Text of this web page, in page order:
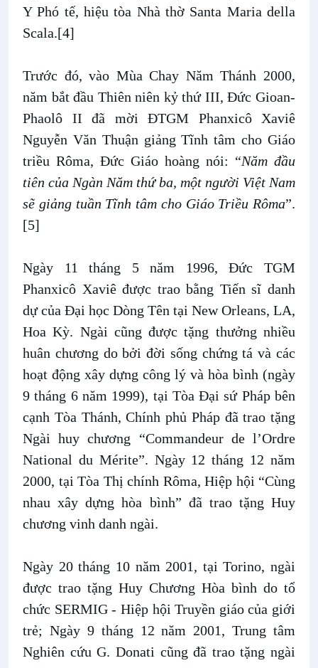
Y Phó tế, hiệu tòa Nhà thờ Santa Maria della
Scala.[4]
Trước đó, vào Mùa Chay Năm Thánh 2000,
năm bắt đầu Thiên niên kỷ thứ III, Ðức Gioan-
Phaolô II đã mời ĐTGM Phanxicô Xaviê
Nguyễn Văn Thuận giảng Tĩnh tâm cho Giáo
triều Rôma, Đức Giáo hoàng nói: “Năm đầu
tiên của Ngàn Năm thứ ba, một người Việt Nam
sẽ giảng tuần Tĩnh tâm cho Giáo Triều Rôma”.
[5]
Ngày 11 tháng 5 năm 1996, Đức TGM
Phanxicô Xaviê được trao bằng Tiến sĩ danh
dự của Ðại học Dòng Tên tại New Orleans, LA,
Hoa Kỳ. Ngài cũng được tặng thưởng nhiều
huân chương do bởi đời sống chứng tá và các
hoạt động xây dựng công lý và hòa bình (ngày
9 tháng 6 năm 1999), tại Tòa Đại sứ Pháp bên
cạnh Tòa Thánh, Chính phủ Pháp đã trao tặng
Ngài huy chương “Commandeur de l’Ordre
National du Mérite”. Ngày 12 tháng 12 năm
2000, tại Tòa Thị chính Rôma, Hiệp hội “Cùng
nhau xây dựng hòa bình” đã trao tặng Huy
chương vinh danh ngài.
Ngày 20 tháng 10 năm 2001, tại Torino, ngài
được trao tặng Huy Chương Hòa bình do tổ
chức SERMIG - Hiệp hội Truyền giáo của giới
trẻ; Ngày 9 tháng 12 năm 2001, Trung tâm
Nghiên cứu G. Donati cũng đã trao tặng ngài